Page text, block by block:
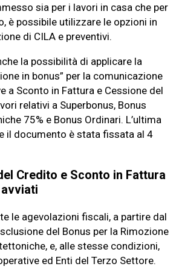
sia per i lavori in casa che per
è possibile utilizzare le opzioni in
di CILA e preventivi.
la possibilità di applicare la
in bonus” per la comunicazione
a Sconto in Fattura e Cessione del
relativi a Superbonus, Bonus
75% e Bonus Ordinari. L’ultima
il documento è stata fissata al 4
Credito e Sconto in Fattura
le agevolazioni fiscali, a partire dal
del Bonus per la Rimozione
e, alle stesse condizioni,
ed Enti del Terzo Settore.